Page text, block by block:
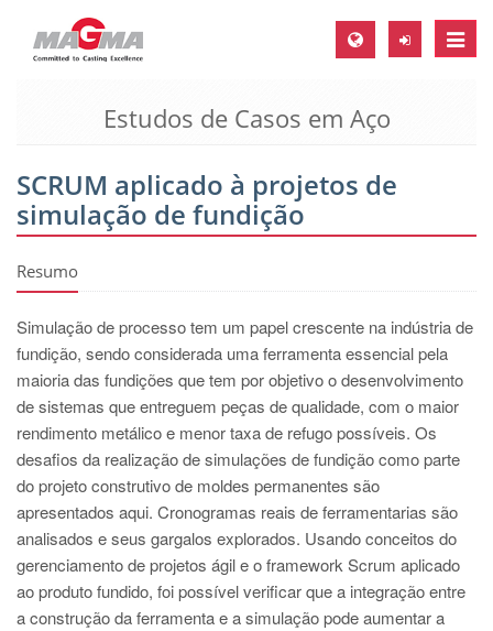
Toggle
MAGMA Europa, Alemanha
EN
CS
MAGMA América do Norte, USA
ES
MAGMA Asia Pacific Pte ltd., Singapura
EN
MAGMA América do Sul, Brasil
PT
ES
MAGMA Turquia
EN
Estudos de Casos em Aço
SCRUM aplicado à projetos de
simulação de fundição
Resumo
Simulação de processo tem um papel crescente na indústria de
fundição, sendo considerada uma ferramenta essencial pela
maioria das fundições que tem por objetivo o desenvolvimento
de sistemas que entreguem peças de qualidade, com o maior
rendimento metálico e menor taxa de refugo possíveis. Os
desafios da realização de simulações de fundição como parte
do projeto construtivo de moldes permanentes são
apresentados aqui. Cronogramas reais de ferramentarias são
analisados e seus gargalos explorados. Usando conceitos do
gerenciamento de projetos ágil e o framework Scrum aplicado
ao produto fundido, foi possível verificar que a integração entre
a construção da ferramenta e a simulação pode aumentar a